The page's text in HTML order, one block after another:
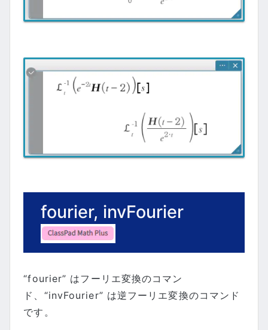
fourier, invFourier
“fourier” はフーリエ変換のコマン
ド、“invFourier” は逆フーリエ変換のコマンド
です。